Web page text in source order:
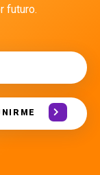
futuro.